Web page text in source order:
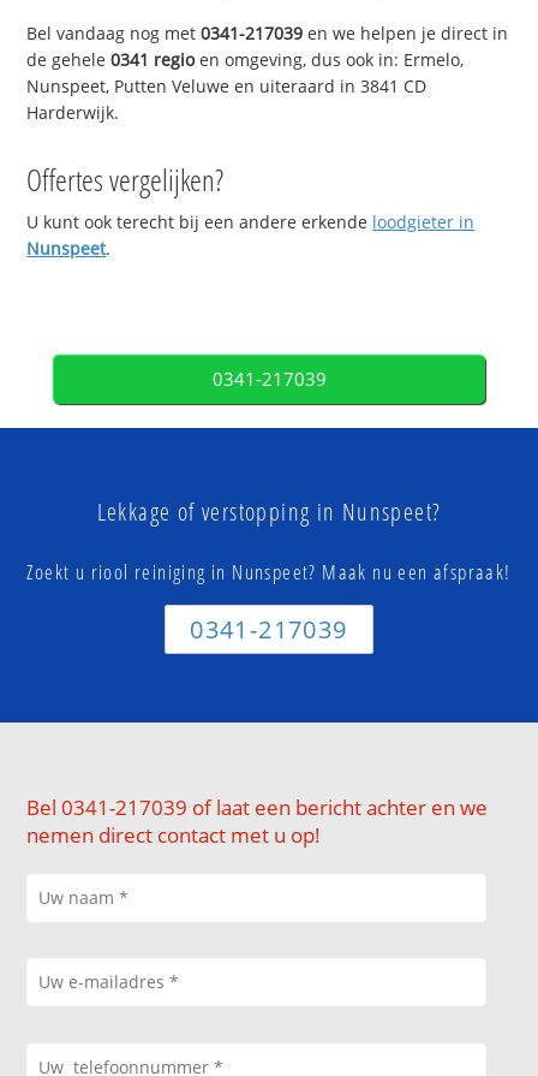
Bel vandaag nog met0341-217039 en we helpen je direct in
de gehele0341 regioen omgeving, dus ook in: Ermelo,
Nunspeet, Putten Veluwe en uiteraard in 3841 CD
Harderwijk.
Offertes vergelijken?
U kunt ook terecht bij een andere erkende loodgieter in
Nunspeet.
0341-217039
Lekkage of verstopping in Nunspeet?
Zoekt u riool reiniging in Nunspeet? Maak nu een afspraak!
0341-217039
Bel 0341-217039 of laat een bericht achter en we
nemen direct contact met u op!